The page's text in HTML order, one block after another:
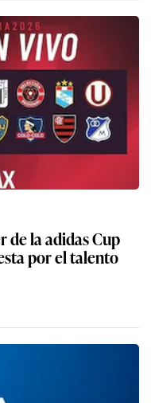
de la adidas Cup
por el talento